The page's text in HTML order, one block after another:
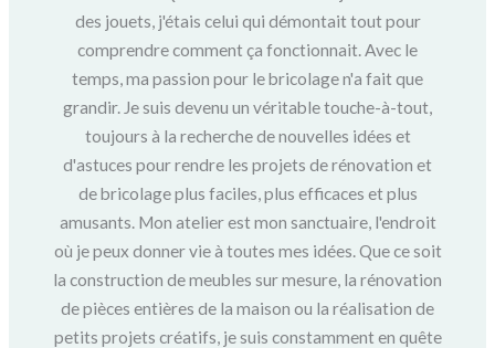
des jouets, j'étais celui qui démontait tout pour
comprendre comment ça fonctionnait. Avec le
temps, ma passion pour le bricolage n'a fait que
grandir. Je suis devenu un véritable touche-à-tout,
toujours à la recherche de nouvelles idées et
d'astuces pour rendre les projets de rénovation et
de bricolage plus faciles, plus efficaces et plus
amusants. Mon atelier est mon sanctuaire, l'endroit
où je peux donner vie à toutes mes idées. Que ce soit
la construction de meubles sur mesure, la rénovation
de pièces entières de la maison ou la réalisation de
petits projets créatifs, je suis constamment en quête